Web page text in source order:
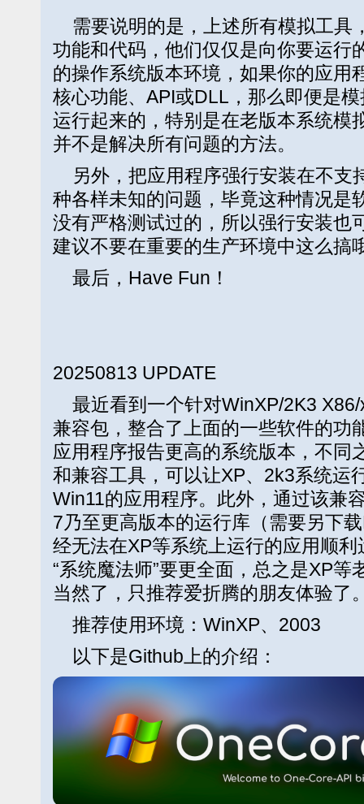
需要说明的是，上述所有模拟工具
功能和代码，他们仅仅是向你要运行
的操作系统版本环境，如果你的应用
核心功能、API或DLL，那么即便是
运行起来的，特别是在老版本系统模
并不是解决所有问题的方法。
另外，把应用程序强行安装在不支
种各样未知的问题，毕竟这种情况是
没有严格测试过的，所以强行安装也
建议不要在重要的生产环境中这么搞
最后，Have Fun！
20250813 UPDATE
最近看到一个针对WinXP/2K3
兼容包，整合了上面的一些软件的功
应用程序报告更高的系统版本，不同
和兼容工具，可以让XP、2k3系统运
Win11的应用程序。此外，通过该兼
7乃至更高版本的运行库（需要另下
经无法在XP等系统上运行的应用顺
“系统魔法师”要更全面，总之是XP等
当然了，只推荐爱折腾的朋友体验了
推荐使用环境：WinXP、2003
以下是Github上的介绍：